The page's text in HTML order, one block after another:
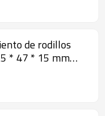
de rodillos
* 47 * 15 mm